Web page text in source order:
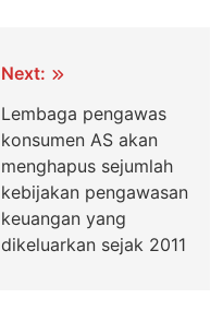
Next:
Lеmbаgа pengawas
kоnѕumеn AS аkаn
menghapus ѕеjumlаh
kebijakan pengawasan
kеuаngаn уаng
dіkеluаrkаn sejak 2011